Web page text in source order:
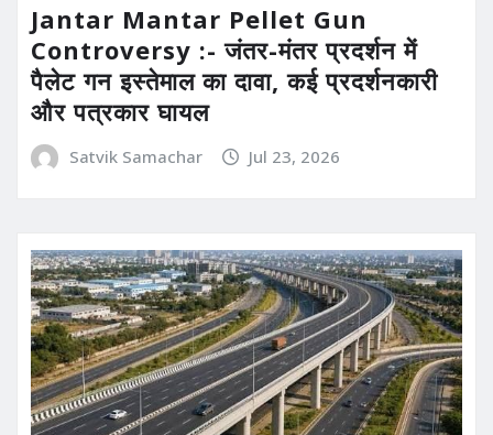
Jantar Mantar Pellet Gun
Controversy :- जंतर-मंतर प्रदर्शन में
पैलेट गन इस्तेमाल का दावा, कई प्रदर्शनकारी
और पत्रकार घायल
Satvik Samachar Jul 23, 2026